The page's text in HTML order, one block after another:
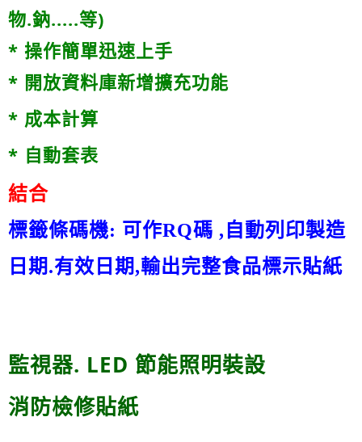
物.鈉.....等)
* 操作簡單迅速上手
* 開放資料庫新增擴充功能
* 成本計算
* 自動套表
結合
標籤條碼機: 可作RQ碼 ,自動列印製造
日期.有效日期,輸出完整食品標示貼紙
監視器. LED 節能照明裝設
消防檢修貼紙